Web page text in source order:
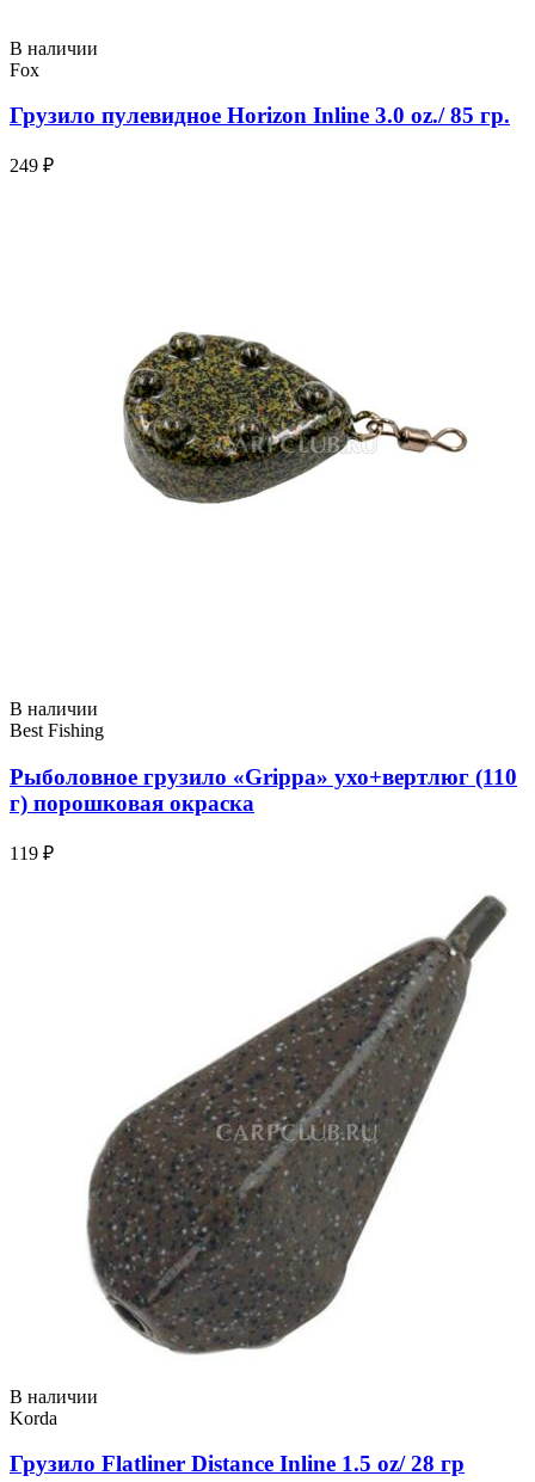
В наличии
Fox
Грузило пулевидное Horizon Inline 3.0 oz./ 85 гр.
249 ₽
В наличии
Best Fishing
Рыболовное грузило «Grippa» ухо+вертлюг (110
г) порошковая окраска
119 ₽
В наличии
Korda
Грузило Flatliner Distance Inline 1.5 oz/ 28 гр